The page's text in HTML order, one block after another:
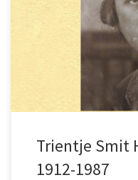
Schokland).
leek in het
Dit misschien als
Trientje Smit
1912-1987